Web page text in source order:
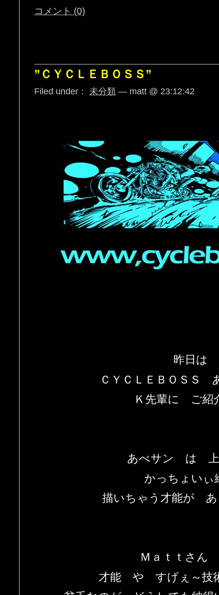
コメント (0)
”ＣＹＣＬＥＢＯＳＳ”
Filed under： 未分類 — matt @ 23:12:42
昨日は
ＣＹＣＬＥＢＯＳＳ
Ｋ先輩に ご紹
あべサン は 上
かっちょいぃ
描いちゃう才能が
Ｍａｔｔさん
才能 や すげぇ～技